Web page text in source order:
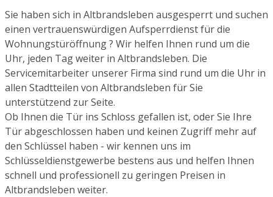
Sie haben sich in Altbrandsleben ausgesperrt und suchen
einen vertrauenswürdigen Aufsperrdienst für die
Wohnungstüröffnung ? Wir helfen Ihnen rund um die
Uhr, jeden Tag weiter in Altbrandsleben. Die
Servicemitarbeiter unserer Firma sind rund um die Uhr in
allen Stadtteilen von Altbrandsleben für Sie
unterstützend zur Seite.
Ob Ihnen die Tür ins Schloss gefallen ist, oder Sie Ihre
Tür abgeschlossen haben und keinen Zugriff mehr auf
den Schlüssel haben - wir kennen uns im
Schlüsseldienstgewerbe bestens aus und helfen Ihnen
schnell und professionell zu geringen Preisen in
Altbrandsleben weiter.